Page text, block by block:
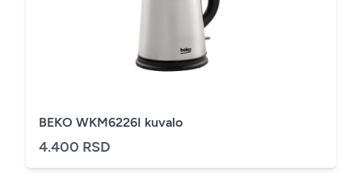
BEKO WKM6226I kuvalo
4.400 RSD